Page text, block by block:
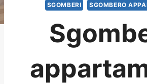
SGOMBERI SGOMBERO